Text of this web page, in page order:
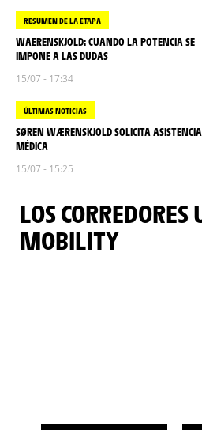
RESUMEN DE LA ETAPA
WAERENSKJOLD: CUANDO LA POTENCIA SE
IMPONE A LAS DUDAS
15/07 - 17:34
ÚLTIMAS NOTICIAS
SØREN WÆRENSKJOLD SOLICITA ASISTENCIA
MÉDICA
15/07 - 15:25
LOS CORREDORES UNO-X
MOBILITY